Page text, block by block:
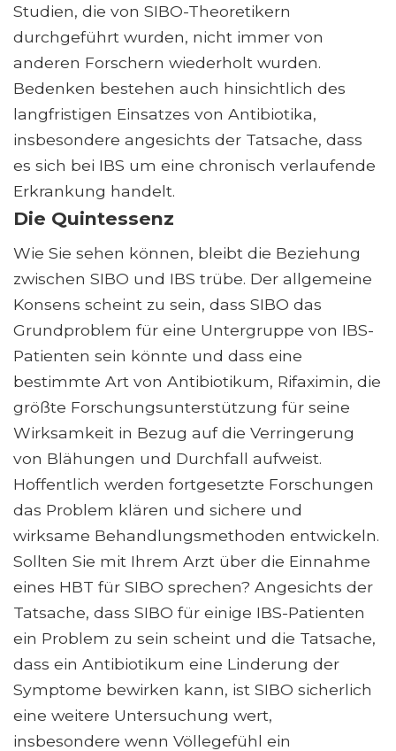
Studien, die von SIBO-Theoretikern
durchgeführt wurden, nicht immer von
anderen Forschern wiederholt wurden.
Bedenken bestehen auch hinsichtlich des
langfristigen Einsatzes von Antibiotika,
insbesondere angesichts der Tatsache, dass
es sich bei IBS um eine chronisch verlaufende
Erkrankung handelt.
Die Quintessenz
Wie Sie sehen können, bleibt die Beziehung
zwischen SIBO und IBS trübe. Der allgemeine
Konsens scheint zu sein, dass SIBO das
Grundproblem für eine Untergruppe von IBS-
Patienten sein könnte und dass eine
bestimmte Art von Antibiotikum, Rifaximin, die
größte Forschungsunterstützung für seine
Wirksamkeit in Bezug auf die Verringerung
von Blähungen und Durchfall aufweist.
Hoffentlich werden fortgesetzte Forschungen
das Problem klären und sichere und
wirksame Behandlungsmethoden entwickeln.
Sollten Sie mit Ihrem Arzt über die Einnahme
eines HBT für SIBO sprechen? Angesichts der
Tatsache, dass SIBO für einige IBS-Patienten
ein Problem zu sein scheint und die Tatsache,
dass ein Antibiotikum eine Linderung der
Symptome bewirken kann, ist SIBO sicherlich
eine weitere Untersuchung wert,
insbesondere wenn Völlegefühl ein